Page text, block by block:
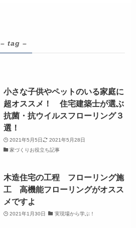
– tag –
小さな子供やペットのいる家庭に
超オススメ！ 住宅建築士が選ぶ
抗菌・抗ウイルスフローリング３
選！
2021年5月5日
2021年5月28日
家づくりお役立ち記事
木造住宅の工程 フローリング施
工 高機能フローリングがオスス
メですよ
2021年1月30日 実現場から学ぶ！